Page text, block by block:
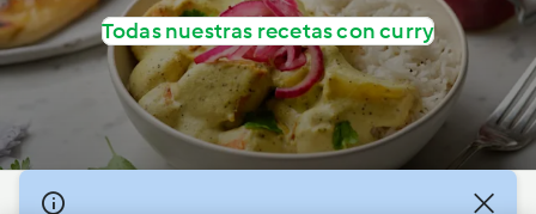
Todas nuestras recetas con curry